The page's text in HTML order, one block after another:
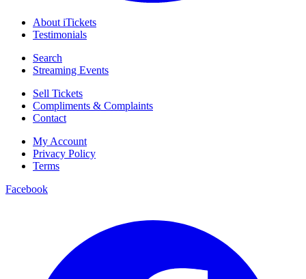
About iTickets
Testimonials
Search
Streaming Events
Sell Tickets
Compliments & Complaints
Contact
My Account
Privacy Policy
Terms
Facebook